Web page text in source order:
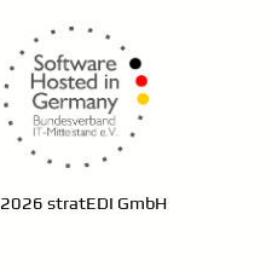
2026 stratEDI GmbH